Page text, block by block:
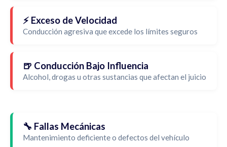
⚡ Exceso de Velocidad
Conducción agresiva que excede los límites seguros
🍺 Conducción Bajo Influencia
Alcohol, drogas u otras sustancias que afectan el juicio
🔧 Fallas Mecánicas
Mantenimiento deficiente o defectos del vehículo